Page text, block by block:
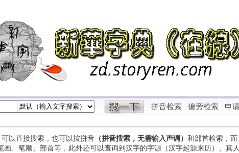
拼音检索 偏旁检索 申
以直接搜索，也可以按拼音（拼音搜索，无需输入声调） 和部首检索，
、笔顺、部首等，此外还可以查询到汉字的字源（汉字起源来历）、真